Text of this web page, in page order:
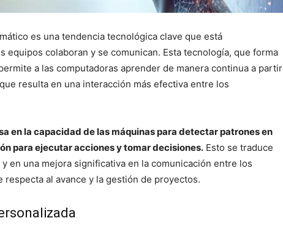
es una tendencia tecnológica clave que está
equipos colaboran y se comunican. Esta tecnología, que forma
a las computadoras aprender de manera continua a partir
resulta en una interacción más efectiva entre los
en la capacidad de las máquinas para detectar patrones en
para ejecutar acciones y tomar decisiones. Esto se traduce
en una mejora significativa en la comunicación entre los
al avance y la gestión de proyectos.